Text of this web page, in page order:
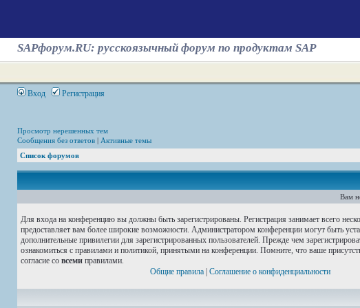
SAPфорум.RU: русскоязычный форум по продуктам SAP
Вход Регистрация
Просмотр нерешенных тем
Сообщения без ответов | Активные темы
Список форумов
Вам
Для входа на конференцию вы должны быть зарегистрированы. Регистрация занимает всего
предоставляет вам более широкие возможности. Администратором конференции могут быть
дополнительные привилегии для зарегистрированных пользователей. Прежде чем
ознакомиться с правилами и политикой, принятыми на конференции. Помните, что ваше
согласие со всеми правилами.
Общие правила| Соглашение о конфиденциальности